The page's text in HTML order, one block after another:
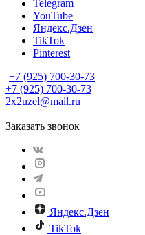
Telegram
YouTube
Яндекс.Дзен
TikTok
Pinterest
+7 (925) 700-30-73
+7 (925) 700-30-73
2x2uzel@mail.ru
Заказать звонок
Яндекс.Дзен
TikTok